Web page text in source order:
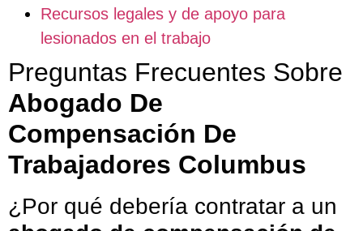
Recursos legales y de apoyo para
lesionados en el trabajo
Preguntas Frecuentes Sobre
Abogado De
Compensación De
Trabajadores Columbus
¿Por qué debería contratar a un